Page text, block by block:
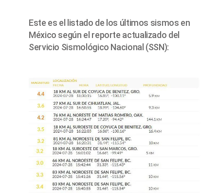
Este es el listado de los últimos sismos en
México según el reporte actualizado del
Servicio Sismológico Nacional (SSN):